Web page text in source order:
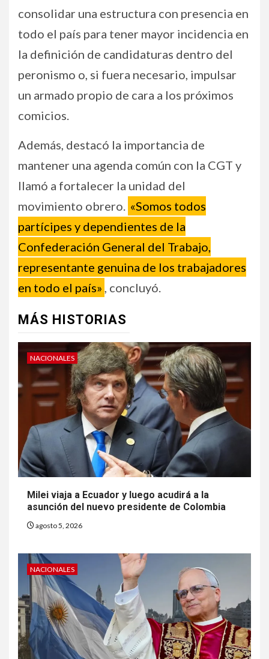
consolidar una estructura con presencia en
todo el país para tener mayor incidencia en
la definición de candidaturas dentro del
peronismo o, si fuera necesario, impulsar
un armado propio de cara a los próximos
comicios.
Además, destacó la importancia de
mantener una agenda común con la CGT y
llamó a fortalecer la unidad del
movimiento obrero. «Somos todos
partícipes y dependientes de la
Confederación General del Trabajo,
representante genuina de los trabajadores
en todo el país» , concluyó.
MÁS HISTORIAS
NACIONALES
Milei viaja a Ecuador y luego acudirá a la
asunción del nuevo presidente de Colombia
agosto 5, 2026
NACIONALES